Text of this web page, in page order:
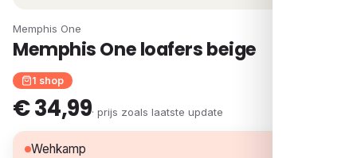
Memphis One
Memphis One loafers beige
1 shop
€ 34,99· prijs zoals laatste update
Wehkamp